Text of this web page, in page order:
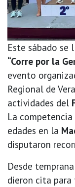
Este sábado
“Corre por la
evento
Regional de
actividades del
La
edades en la
disputaron
Desde
dieron cita